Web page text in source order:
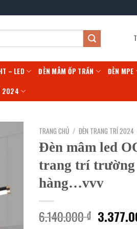
– LED ĐÈN MÂM ỐP TRẦN ĐÈN MPE
2024
TRANG CHỦ / ĐÈN TRANG TRÍ 2024
Đèn mâm led
trang trí trường
hàng…vvv
6.140.000₫ Giá